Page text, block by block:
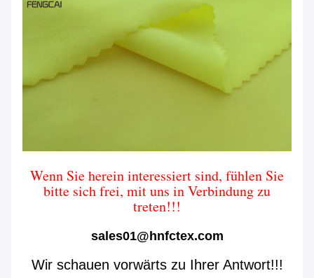
Wenn Sie herein interessiert sind, fühlen Sie
bitte sich frei, mit uns in Verbindung zu
treten!!!
sales01@hnfctex.com
Wir schauen vorwärts zu Ihrer Antwort!!!